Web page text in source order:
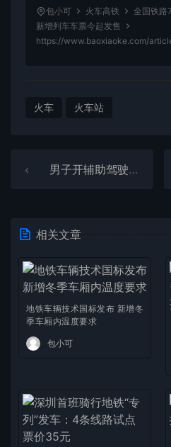
包小可 火车高铁
全国铁路
新增列车车票今起发售
https://www.baoxiaoke.com/
火车 火车站
男子开辅助驾驶低头捡东西撞上隔离带：罚款50元记3分
相关文章
地铁车辆技术国标发布 新增冬
季车厢内温度要求
包小可